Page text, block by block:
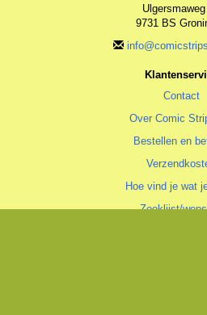
9731 BS
Contact
Over Comic
Bestellen en
Hoe vind je wat
Zoeklijst/